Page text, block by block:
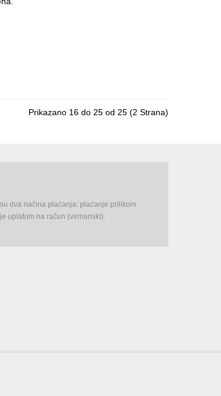
Prikazano 16 do 25 od 25 (2 Strana)
dva načina plaćanja: plaćanje prilikom
uplatom na račun (virmanski).